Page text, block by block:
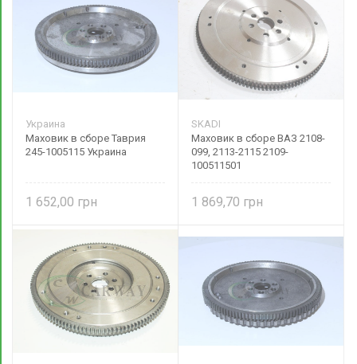
Украина
Маховик в сборе Таврия
245-1005115 Украина
1 652,00
SKADI
Маховик в сборе ВАЗ 2108-
099, 2113-2115 2109-
100511501
1 869,70